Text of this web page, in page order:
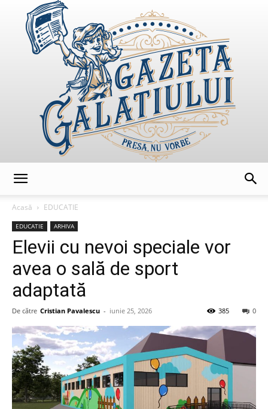
Acasă
EDUCATIE
EDUCATIE ARHIVA
Elevii cu nevoi speciale vor
avea o sală de sport
adaptată
De către Cristian Pavalescu - iunie 25, 2026 0
385